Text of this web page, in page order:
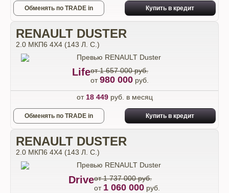
Обменять по TRADE in Купить в кредит
RENAULT DUSTER
2.0 МКП6 4Х4 (143 Л. С.)
Lifeот 1 657 000 руб.
от980 000 руб.
от 18 449руб. в месяц
Обменять по TRADE in Купить в кредит
RENAULT DUSTER
2.0 МКП6 4Х4 (143 Л. С.)
Driveот 1 737 000 руб.
от 1 060 000 руб.